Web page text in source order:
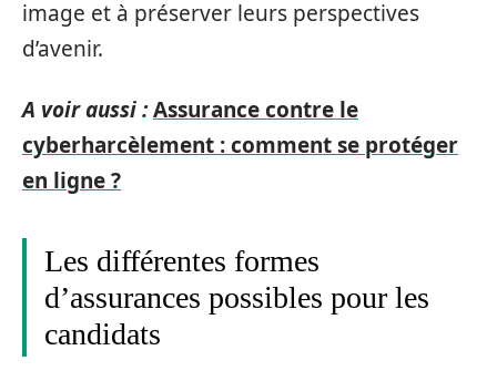
image et à préserver leurs perspectives
d’avenir.
A voir aussi :Assurance contre le
cyberharcèlement : comment se protéger
en ligne ?
Les différentes formes
d’assurances possibles pour les
candidats